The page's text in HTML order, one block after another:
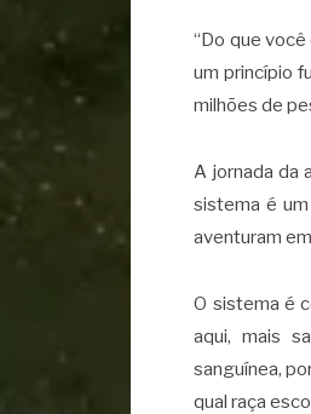
“Do que
um princípio
milhões de
A jornada da
sistema é
aventuram
O sistema é
aqui, mais
sanguínea,
qual raça